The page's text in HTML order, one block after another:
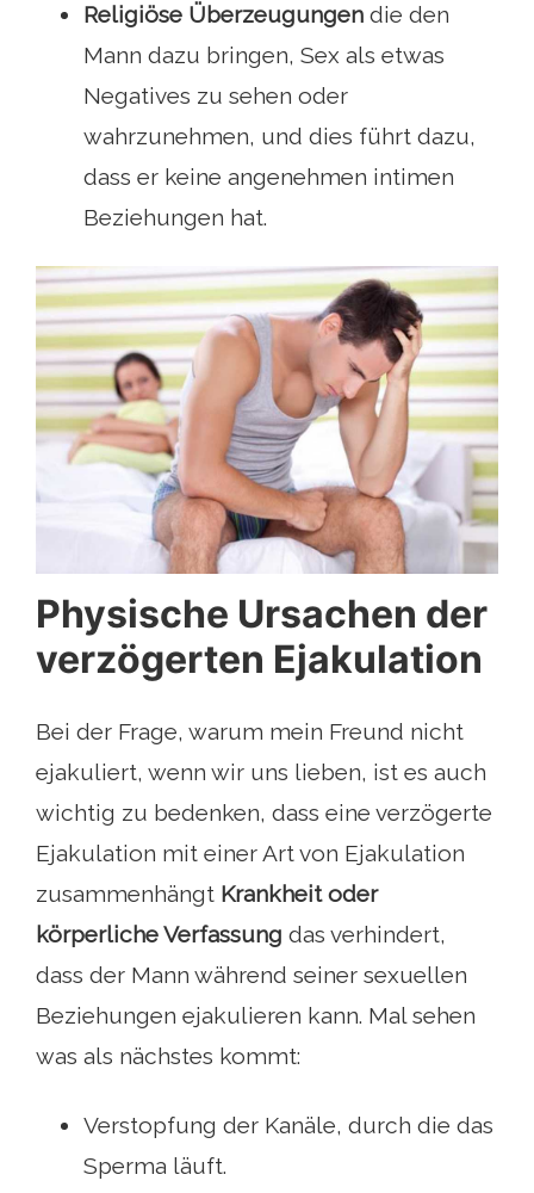
Religiöse Überzeugungen die den
Mann dazu bringen, Sex als etwas
Negatives zu sehen oder
wahrzunehmen, und dies führt dazu,
dass er keine angenehmen intimen
Beziehungen hat.
Physische Ursachen der
verzögerten Ejakulation
Bei der Frage, warum mein Freund nicht
ejakuliert, wenn wir uns lieben, ist es auch
wichtig zu bedenken, dass eine verzögerte
Ejakulation mit einer Art von Ejakulation
zusammenhängt Krankheit oder
körperliche Verfassung das verhindert,
dass der Mann während seiner sexuellen
Beziehungen ejakulieren kann. Mal sehen
was als nächstes kommt:
Verstopfung der Kanäle, durch die das
Sperma läuft.